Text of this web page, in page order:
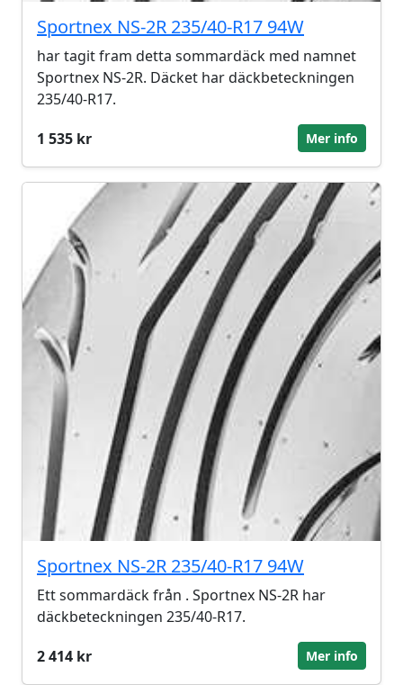
Sportnex NS-2R 235/40-R17 94W
har tagit fram detta sommardäck med namnet
Sportnex NS-2R. Däcket har däckbeteckningen
235/40-R17.
1 535 kr
Mer info
Sportnex NS-2R 235/40-R17 94W
Ett sommardäck från . Sportnex NS-2R har
däckbeteckningen 235/40-R17.
2 414 kr
Mer info